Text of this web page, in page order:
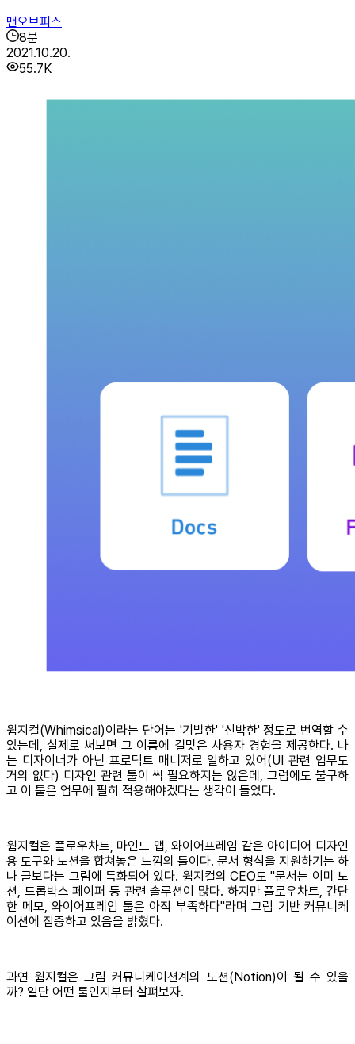
맨오브피스
8분
2021.10.20.
55.7K
윔지컬(Whimsical)이라는 단어는 '기발한' '신박한' 정도로 번역할 수
있는데, 실제로 써보면 그 이름에 걸맞은 사용자 경험을 제공한다. 나
는 디자이너가 아닌 프로덕트 매니저로 일하고 있어(UI 관련 업무도
거의 없다) 디자인 관련 툴이 썩 필요하지는 않은데, 그럼에도 불구하
고 이 툴은 업무에 필히 적용해야겠다는 생각이 들었다.
윔지컬은 플로우차트, 마인드 맵, 와이어프레임 같은 아이디어 디자인
용 도구와 노션을 합쳐놓은 느낌의 툴이다. 문서 형식을 지원하기는 하
나 글보다는 그림에 특화되어 있다. 윔지컬의 CEO도 "문서는 이미 노
션, 드롭박스 페이퍼 등 관련 솔루션이 많다. 하지만 플로우차트, 간단
한 메모, 와이어프레임 툴은 아직 부족하다"라며 그림 기반 커뮤니케
이션에 집중하고 있음을 밝혔다.
과연 윔지컬은 그림 커뮤니케이션계의 노션(Notion)이 될 수 있을
까? 일단 어떤 툴인지부터 살펴보자.